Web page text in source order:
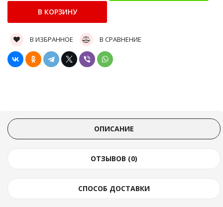
В ИЗБРАННОЕ В СРАВНЕНИЕ
ОПИСАНИЕ
ОТЗЫВОВ (0)
СПОСОБ ДОСТАВКИ